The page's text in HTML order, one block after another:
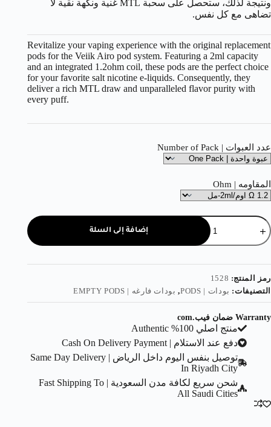
ونتيجة لذلك، ستحصل على سحبة MTL غنية ونكهة نقية لا
تضاهى مع كل نفس.
Revitalize your vaping experience with the original replacement
pods for the Veiik Airo pod system. Featuring a 2ml capacity
and an integrated 1.2ohm coil, these pods are the perfect choice
for your favorite salt nicotine e-liquids. Consequently, they
deliver a rich MTL draw and unparalleled flavor purity with
every puff.
عدد العبوات | Number of Pack
المقاومه | Ohm
إضافة إلى السلة
رمز المنتج: 1528
التصنيفات: بودات | PODS , بودات فارغه | EMPTY PODS
Warranty ضمان فيب.com
منتج اصلي 100% Authentic
دفع عند الاستلام | Cash On Delivery Payment
توصيل بنفس اليوم داخل الرياض | Same Day Delivery
In Riyadh City
شحن سريع لكافة مدن السعودية | Fast Shipping To
All Saudi Cities